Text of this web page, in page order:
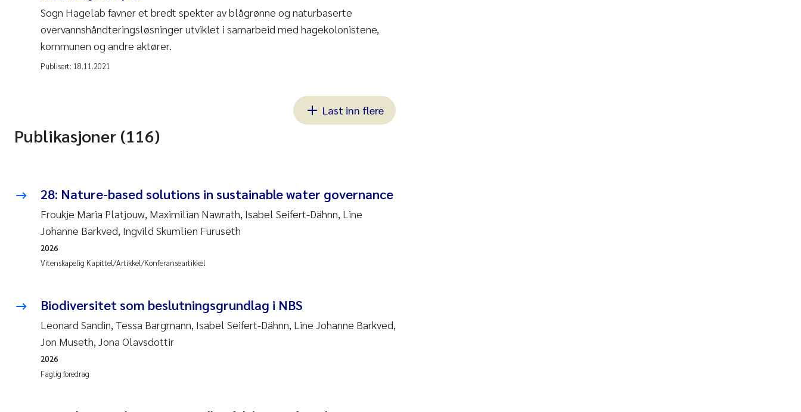
Sogn Hagelab favner et bredt spekter av blågrønne og naturbaserte
overvannshåndteringsløsninger utviklet i samarbeid med hagekolonistene,
kommunen og andre aktører.
Publisert: 18.11.2021
Last inn flere
Publikasjoner (116)
28: Nature-based solutions in sustainable water governance
Froukje Maria Platjouw, Maximilian Nawrath, Isabel Seifert-Dähnn, Line
Johanne Barkved, Ingvild Skumlien Furuseth
Vitenskapelig Kapittel/Artikkel/Konferanseartikkel
2026
Biodiversitet som beslutningsgrundlag i NBS
Leonard Sandin, Tessa Bargmann, Isabel Seifert-Dähnn, Line Johanne Barkved,
Jon Museth, Jona Olavsdottir
Faglig foredrag
2026